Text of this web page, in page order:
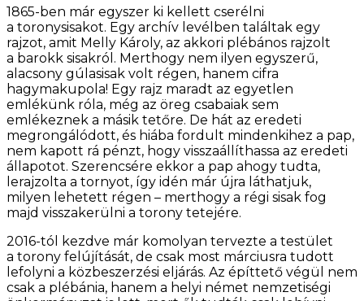
1865-ben már egyszer ki kellett cserélni
a toronysisakot. Egy archív levélben találtak egy
rajzot, amit Melly Károly, az akkori plébános rajzolt
a barokk sisakról. Merthogy nem ilyen egyszerű,
alacsony gúlasisak volt régen, hanem cifra
hagymakupola! Egy rajz maradt az egyetlen
emlékünk róla, még az öreg csabaiak sem
emlékeznek a másik tetőre. De hát az eredeti
megrongálódott, és hiába fordult mindenkihez a pap,
nem kapott rá pénzt, hogy visszaállíthassa az eredeti
állapotot. Szerencsére ekkor a pap ahogy tudta,
lerajzolta a tornyot, így idén már újra láthatjuk,
milyen lehetett régen – merthogy a régi sisak fog
majd visszakerülni a torony tetejére.
2016-tól kezdve már komolyan tervezte a testület
a torony felújítását, de csak most márciusra tudott
lefolyni a közbeszerzési eljárás. Az építtető végül nem
csak a plébánia, hanem a helyi német nemzetiségi